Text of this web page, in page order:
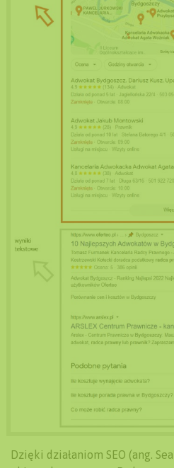
Dzięki działaniom SEO (ang.